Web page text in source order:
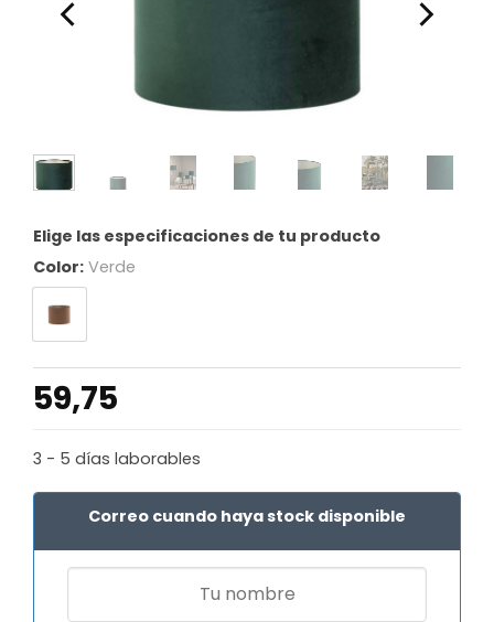
Elige las especificaciones de tu producto
Color: Verde
59,75
3 - 5 días laborables
Correo cuando haya stock disponible